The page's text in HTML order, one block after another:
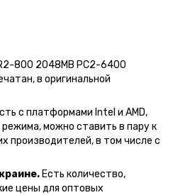
800 2048MB PC2-6400
в оригинальной
с платформами Intel и AMD,
можно ставить в пару к
производителей, в том числе с
Есть количество,
цены для оптовых